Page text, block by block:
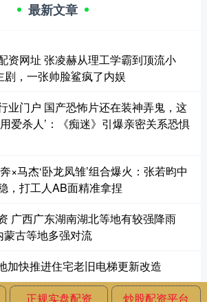
最新文章
资网址 张凌赫从理工学霸到顶流小
，一张帅脸鲨疯了内娱
业门户 国产恐怖片还在装神弄鬼，这
爱杀人’：《痴迷》引爆亲密关系恐惧
×马杰‘卧龙凤雏’组合爆火：张若昀中
，打工人AB面精准拿捏
广西广东湖南湖北等地有较强降雨
古等地多强对流
加快推进住宅老旧电梯更新改造
正规实盘配资 炒股配资平台